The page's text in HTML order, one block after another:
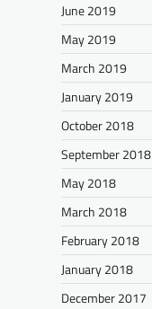
June 2019
May 2019
March 2019
January 2019
October 2018
September 2018
May 2018
March 2018
February 2018
January 2018
December 2017